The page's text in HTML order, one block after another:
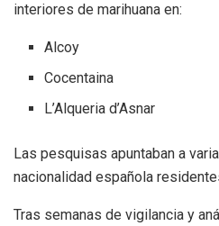
interiores de marihuana en:
Alcoy
Cocentaina
L’Alqueria d’Asnar
Las pesquisas apuntaban a
nacionalidad española
Tras semanas de vigilancia y